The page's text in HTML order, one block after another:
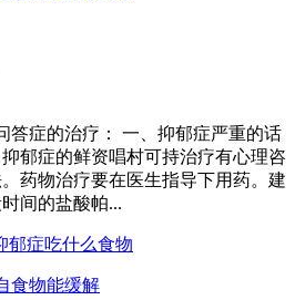
答症的治疗： 一、抑郁症严重的话
郁症的鲜资唱村可持治疗有心理咨
药物治疗要在医生指导下用药。建
间的盐酸帕...
郁症吃什么食物